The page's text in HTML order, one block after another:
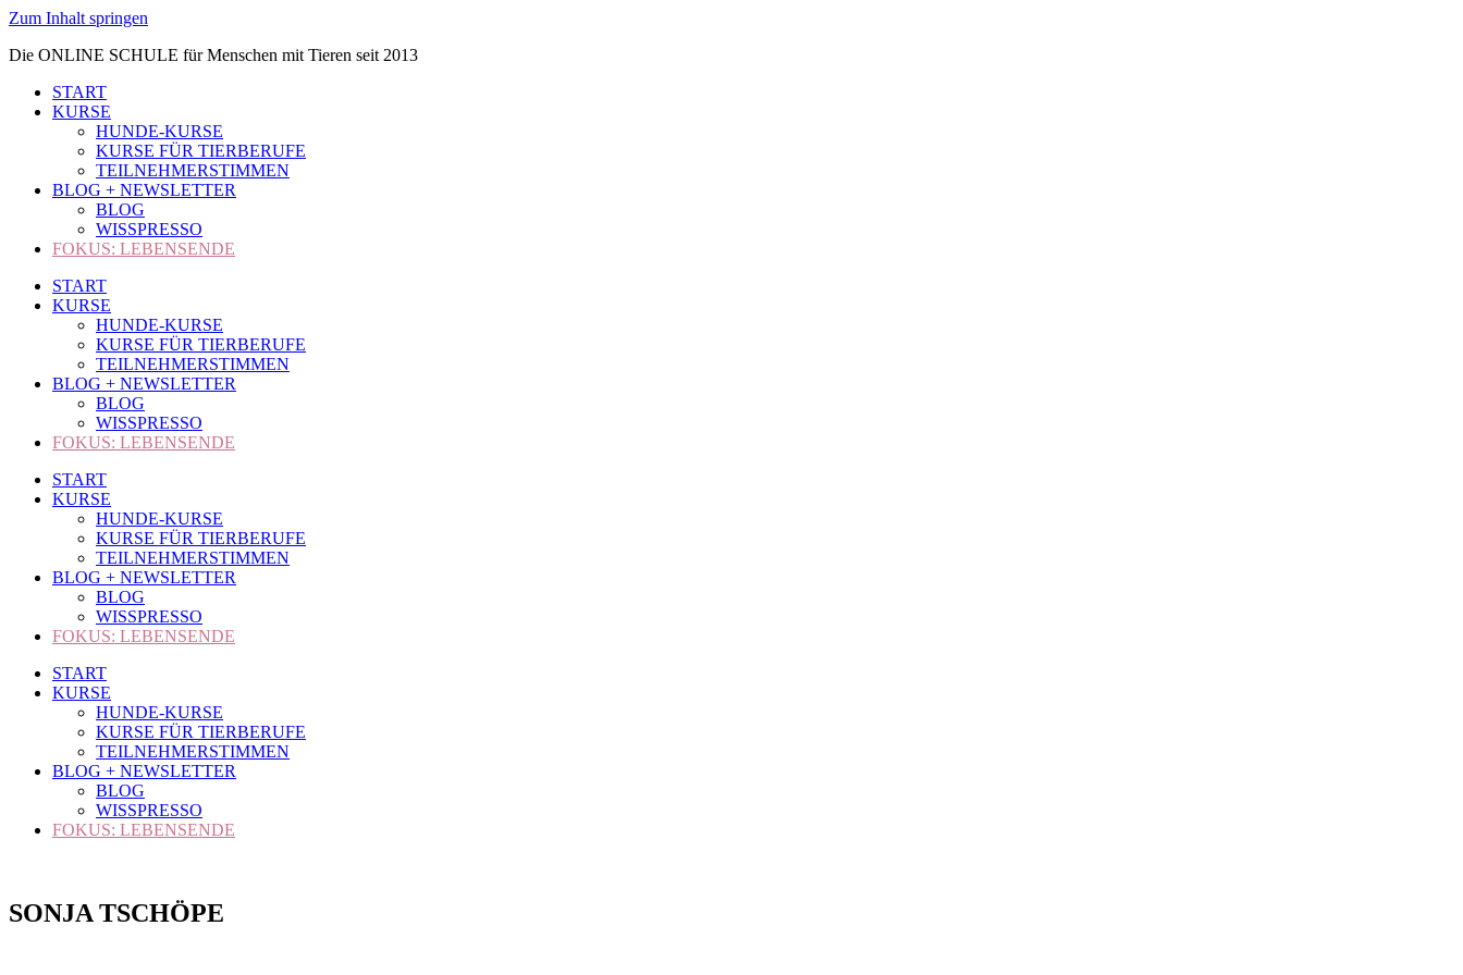
Zum Inhalt springen
Die ONLINE SCHULE für Menschen mit Tieren seit 2013
START
KURSE
HUNDE-KURSE
KURSE FÜR TIERBERUFE
TEILNEHMERSTIMMEN
BLOG + NEWSLETTER
BLOG
WISSPRESSO
FOKUS: LEBENSENDE
START
KURSE
HUNDE-KURSE
KURSE FÜR TIERBERUFE
TEILNEHMERSTIMMEN
BLOG + NEWSLETTER
BLOG
WISSPRESSO
FOKUS: LEBENSENDE
START
KURSE
HUNDE-KURSE
KURSE FÜR TIERBERUFE
TEILNEHMERSTIMMEN
BLOG + NEWSLETTER
BLOG
WISSPRESSO
FOKUS: LEBENSENDE
START
KURSE
HUNDE-KURSE
KURSE FÜR TIERBERUFE
TEILNEHMERSTIMMEN
BLOG + NEWSLETTER
BLOG
WISSPRESSO
FOKUS: LEBENSENDE
SONJA TSCHÖPE